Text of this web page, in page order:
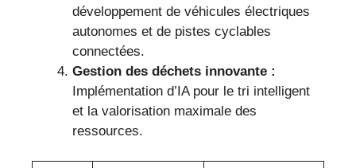
développement de véhicules électriques
autonomes et de pistes cyclables
connectées.
Gestion des déchets innovante :
Implémentation d’IA pour le tri intelligent
et la valorisation maximale des
ressources.